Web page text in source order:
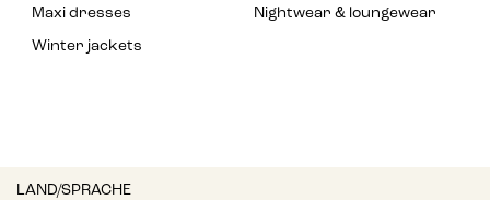
Maxi dresses
Nightwear & loungewear
Winter jackets
LAND/SPRACHE